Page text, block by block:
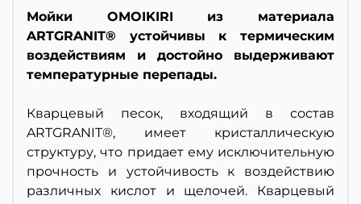
Мойки OMOIKIRI из материала
ARTGRANIT® устойчивы к термическим
воздействиям и достойно выдерживают
температурные перепады.
Кварцевый песок, входящий в состав
ARTGRANIT®, имеет кристаллическую
структуру, что придает ему исключительную
прочность и устойчивость к воздействию
различных кислот и щелочей. Кварцевый